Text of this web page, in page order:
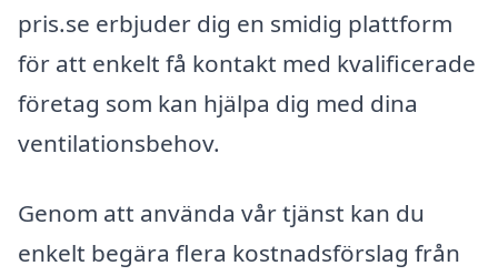
pris.se erbjuder dig en smidig plattform
för att enkelt få kontakt med kvalificerade
företag som kan hjälpa dig med dina
ventilationsbehov.
Genom att använda vår tjänst kan du
enkelt begära flera kostnadsförslag från